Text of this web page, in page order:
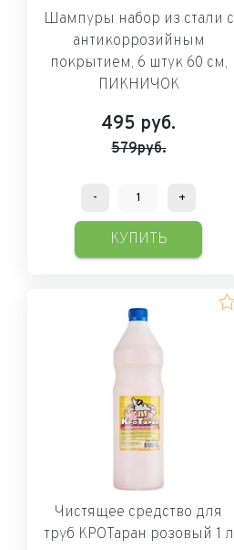
Шампуры набор из стали с
антикоррозийным
покрытием, 6 штук 60 см,
ПИКНИЧОК
495 руб.
579руб.
- +
КУПИТЬ
Чистящее средство для
труб КРОТаран розовый 1 л